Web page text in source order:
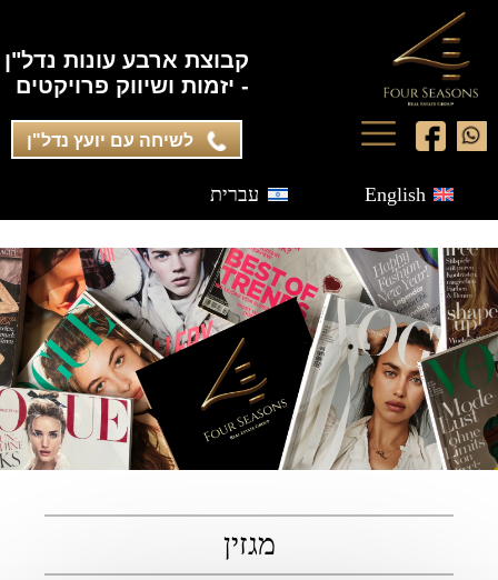
קבוצת ארבע עונות נדל"ן
- יזמות ושיווק פרויקטים
לשיחה עם יועץ נדל"ן
English עברית
מגזין